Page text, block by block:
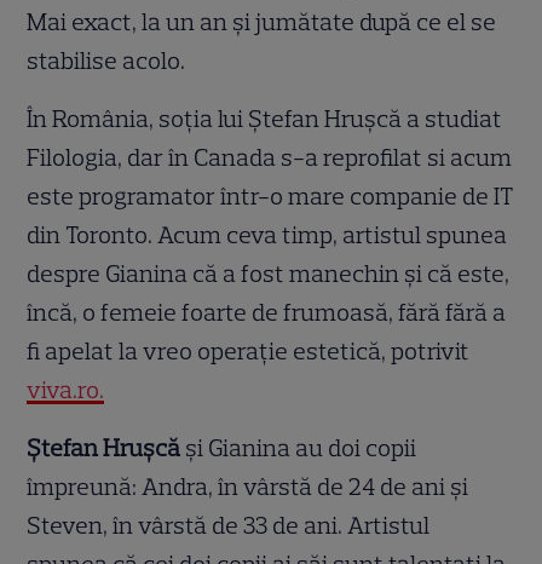
Mai exact, la un an și jumătate după ce el se
stabilise acolo.
În România, soția lui Ștefan Hrușcă a studiat
Filologia, dar în Canada s-a reprofilat si acum
este programator într-o mare companie de IT
din Toronto. Acum ceva timp, artistul spunea
despre Gianina că a fost manechin și că este,
încă, o femeie foarte de frumoasă, fără fără a
fi apelat la vreo operație estetică, potrivit
viva.ro.
Ștefan Hrușcă și Gianina au doi copii
împreună: Andra, în vârstă de 24 de ani și
Steven, în vârstă de 33 de ani. Artistul